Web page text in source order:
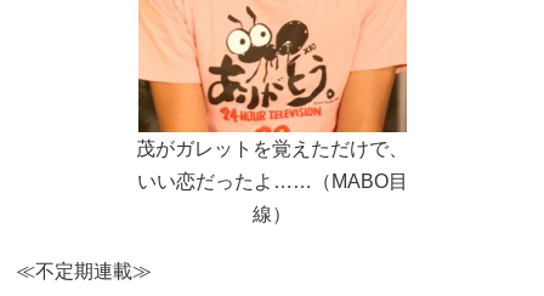
茂がガレットを覚えただけで、
いい恋だったよ……（MABO目
線）
≪不定期連載≫